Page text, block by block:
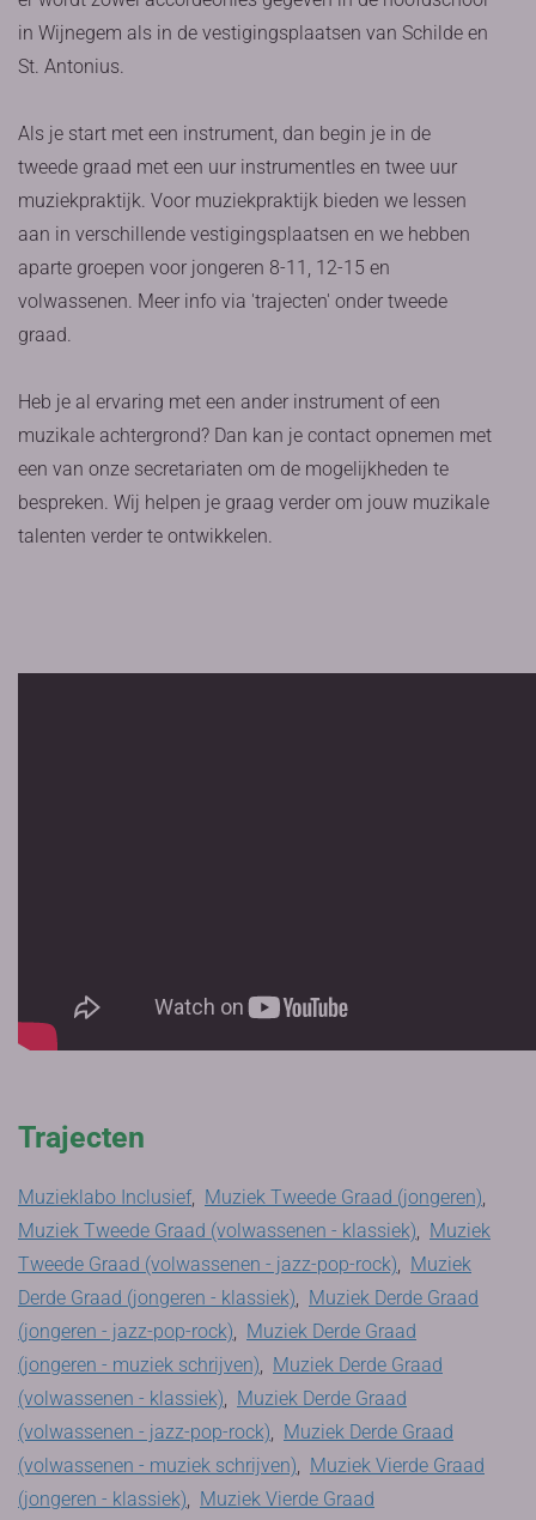
in Wijnegem als in de vestigingsplaatsen van Schilde en
St. Antonius.
Als je start met een instrument, dan begin je in de
tweede graad met een uur instrumentles en twee uur
muziekpraktijk. Voor muziekpraktijk bieden we lessen
aan in verschillende vestigingsplaatsen en we hebben
aparte groepen voor jongeren 8-11, 12-15 en
volwassenen. Meer info via 'trajecten' onder tweede
graad.
Heb je al ervaring met een ander instrument of een
muzikale achtergrond? Dan kan je contact opnemen met
een van onze secretariaten om de mogelijkheden te
bespreken. Wij helpen je graag verder om jouw muzikale
talenten verder te ontwikkelen.
Trajecten
Muzieklabo Inclusief, Muziek Tweede Graad (jongeren),
Muziek Tweede Graad (volwassenen - klassiek), Muziek
Tweede Graad (volwassenen - jazz-pop-rock), Muziek
Derde Graad (jongeren - klassiek), Muziek Derde Graad
(jongeren - jazz-pop-rock), Muziek Derde Graad
(jongeren - muziek schrijven), Muziek Derde Graad
(volwassenen - klassiek), Muziek Derde Graad
(volwassenen - jazz-pop-rock), Muziek Derde Graad
(volwassenen - muziek schrijven), Muziek Vierde Graad
(jongeren - klassiek), Muziek Vierde Graad